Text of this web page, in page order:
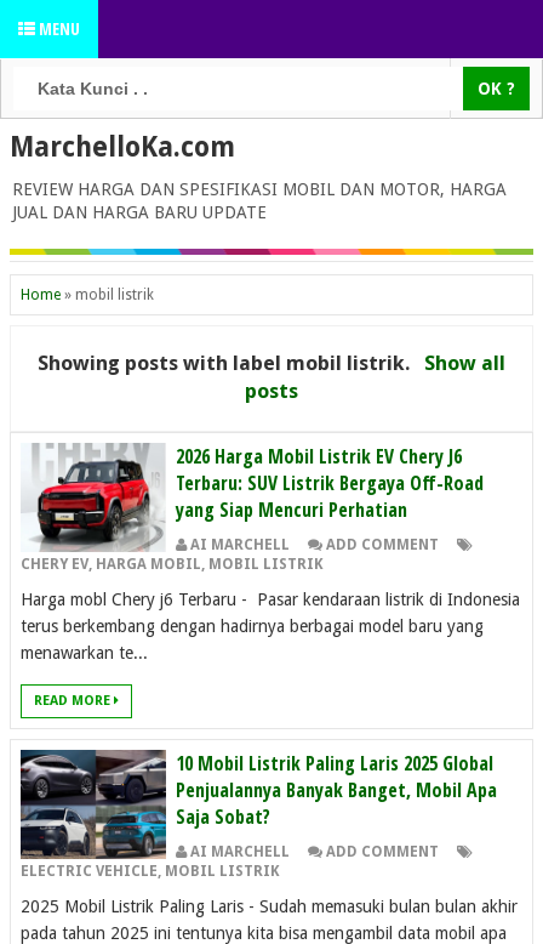
MENU
MarchelloKa.com
REVIEW HARGA DAN SPESIFIKASI MOBIL DAN MOTOR, HARGA
JUAL DAN HARGA BARU UPDATE
Home » mobil listrik
Showing posts with label mobil listrik.
Show all
posts
2026 Harga Mobil Listrik EV Chery J6
Terbaru: SUV Listrik Bergaya Off-Road
yang Siap Mencuri Perhatian
AI MARCHELL
ADD COMMENT
CHERY EV, HARGA MOBIL, MOBIL LISTRIK
Harga mobl Chery j6 Terbaru - Pasar kendaraan listrik di Indonesia
terus berkembang dengan hadirnya berbagai model baru yang
menawarkan te...
READ MORE
10 Mobil Listrik Paling Laris 2025 Global
Penjualannya Banyak Banget, Mobil Apa
Saja Sobat?
AI MARCHELL
ADD COMMENT
ELECTRIC VEHICLE MOBIL LISTRIK
2025 Mobil Listrik Paling Laris - Sudah memasuki bulan bulan akhir
pada tahun 2025 ini tentunya kita bisa mengambil data mobil apa